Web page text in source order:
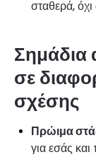
σταθερά,
Σημάδια
σε
σχέσης
Πρώιμα
για εσάς